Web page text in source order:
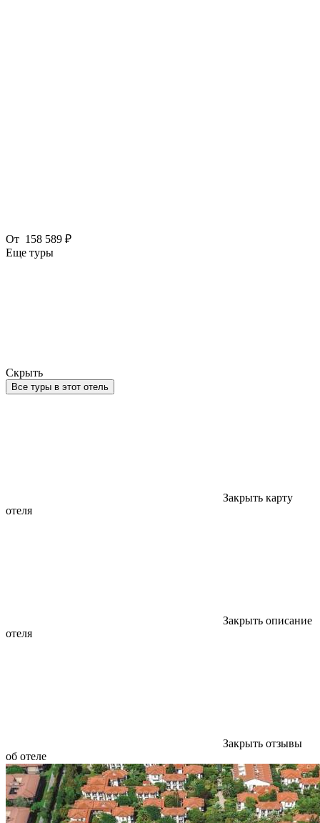
От 158 589 ₽
Еще туры
Скрыть
Все туры в этот отель
Закрыть карту
отеля
Закрыть описание
отеля
Закрыть отзывы
об отеле